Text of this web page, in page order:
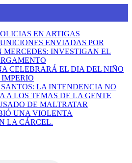
EN ARTIGAS
ENVIADAS POR
MERCEDES: INVESTIGAN EL
CELEBRARÁ EL DIA DEL NIÑO
LA INTENDENCIA NO
A LOS TEMAS DE LA GENTE
DE MALTRATAR
UNA VIOLENTA
LA CÁRCEL.